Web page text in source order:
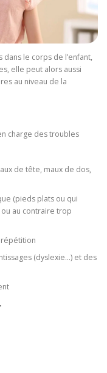
le corps de l’enfant,
elle peut alors aussi
au niveau de la
charge des troubles
de tête, maux de dos,
(pieds plats ou qui
ou au contraire trop
répétition
(dyslexie…) et des